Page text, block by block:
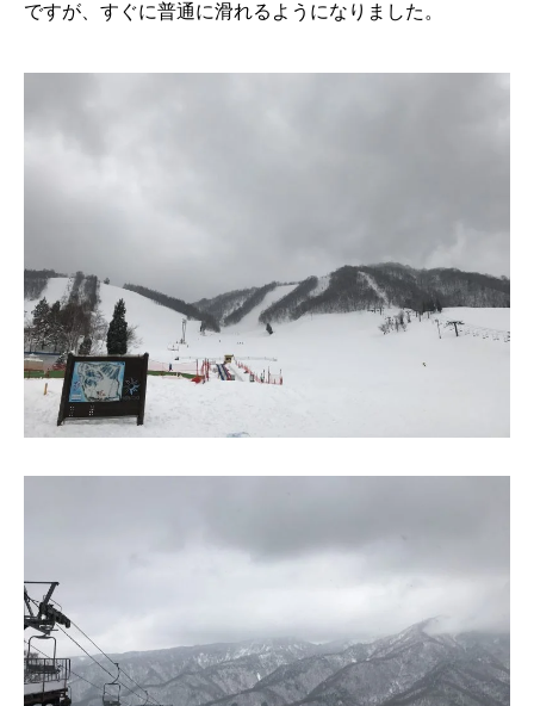
ですが、すぐに普通に滑れるようになりました。